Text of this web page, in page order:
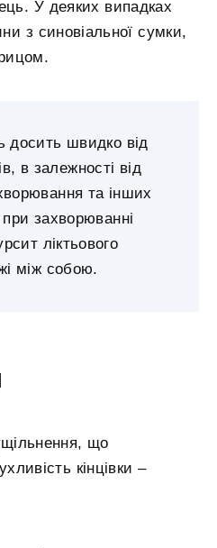
У деяких випадках
з синовіальної сумки,
досить швидко від
в залежності від
та інших
захворюванні
ліктьового
між собою.
що
кінцівки –